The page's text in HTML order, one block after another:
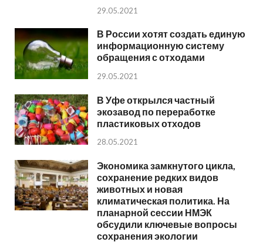
29.05.2021
В России хотят создать единую
информационную систему
обращения с отходами
29.05.2021
В Уфе открылся частный
экозавод по переработке
пластиковых отходов
28.05.2021
Экономика замкнутого цикла,
сохранение редких видов
животных и новая
климатическая политика. На
планарной сессии НМЭК
обсудили ключевые вопросы
сохранения экологии